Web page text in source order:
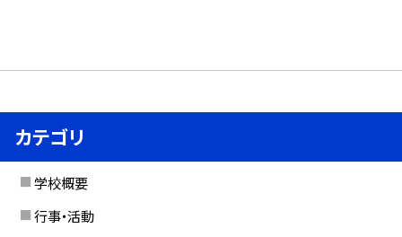
カテゴリ
学校概要
行事・活動